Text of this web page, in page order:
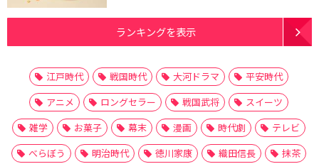
ランキングを表示
江戸時代 戦国時代 大河ドラマ
平安時代
アニメ
ロングセラー 戦国武将
スイーツ
雑学
お菓子 幕末 漫画 時代劇
テレビ
べらぼう
明治時代 徳川家康 織田信長
抹茶